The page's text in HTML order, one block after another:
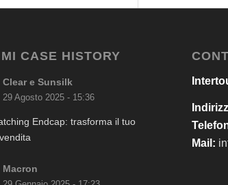
CASE HISTORY
Clear e Sunsilk
29 Agosto 2025 - 15:36
Endcap: trasforma il tuo
Macron
Mail: